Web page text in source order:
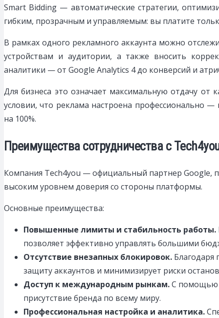
Smart Bidding — автоматические стратегии,
гибким, прозрачным и управляемым: вы платите
В рамках одного рекламного аккаунта можно
устройствам и аудитории, а также вносить
аналитики — от Google Analytics 4 до конверсий и
Для бизнеса это означает максимальную отдачу
условии, что реклама настроена профессионально
на 100%.
Преимущества сотрудничества с
Компания Tech4you — официальный партнер Google,
высоким уровнем доверия со стороны платформы.
Основные преимущества:
Повышенные лимиты и стабильность работы.
позволяет эффективно управлять большими
Отсутствие внезапных блокировок. Благодаря
защиту аккаунтов и минимизирует риски
Доступ к международным рынкам.С помощью
присутствие бренда по всему миру.
Профессиональная настройка и аналитика.